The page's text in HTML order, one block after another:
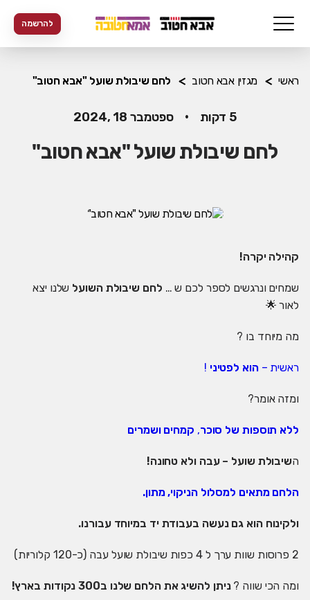
להרשמה
ראשי מגזין אבא חטוב לחם שיבולת שועל "אבא חטוב"
5 דקות • ספטמבר 18 ,2024
לחם שיבולת שועל "אבא חטוב"
קהילה יקרה!
שמחים ונרגשים לספר לכם ש … לחם שיבולת השועל שלנו יצא
לאור 🌟
מה מיוחד בו ?
ראשית –הוא לפטיני !
ומזה אומר?
ללא תוספות של סוכר, קמחים ושמרים
השיבולת שועל – עבה ולא טחונה!
הלחם מתאים למסלול הניקוי, מתון.
ולקינוח הוא גם נעשה בעבודת יד במיוחד עבורנו.
2 פרוסות שוות ערך ל 4 כפות שיבולת שועל עבה (כ-120 קלוריות)
ומה הכי שווה ?ניתן להשיג את הלחם שלנו ב300 נקודות בארץ!